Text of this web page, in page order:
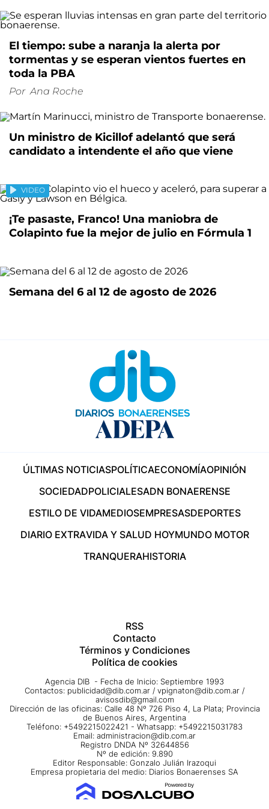
El tiempo: sube a naranja la alerta por
tormentas y se esperan vientos fuertes en
toda la PBA
Por Ana Roche
Un ministro de Kicillof adelantó que será
candidato a intendente el año que viene
VIDEO
¡Te pasaste, Franco! Una maniobra de
Colapinto fue la mejor de julio en Fórmula 1
Semana del 6 al 12 de agosto de 2026
ÚLTIMAS NOTICIASPOLÍTICAECONOMÍAOPINIÓN
SOCIEDADPOLICIALESADN BONAERENSE
ESTILO DE VIDAMEDIOSEMPRESASDEPORTES
DIARIO EXTRAVIDA Y SALUD HOYMUNDO MOTOR
TRANQUERAHISTORIA
RSS
Contacto
Términos y Condiciones
Política de cookies
Agencia DIB - Fecha de Inicio: Septiembre 1993
Contactos: publicidad@dib.com.ar / vpignaton@dib.com.ar /
avisosdib@gmail.com
Dirección de las oficinas: Calle 48 Nº 726 Piso 4, La Plata; Provincia
de Buenos Aires, Argentina
Teléfono: +5492215022421 - Whatsapp: +5492215031783
Email: administracion@dib.com.ar
Registro DNDA Nº 32644856
Nº de edición: 9.890
Editor Responsable: Gonzalo Julián Irazoqui
Empresa propietaria del medio: Diarios Bonaerenses SA